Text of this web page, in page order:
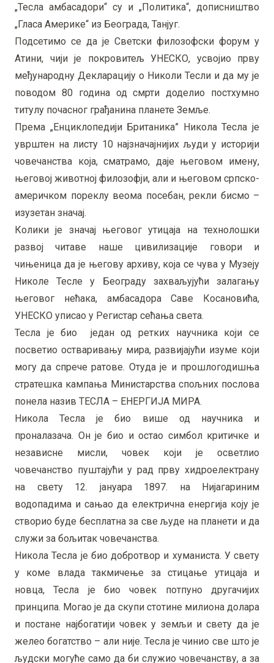
„Тесла амбасадори“ су и „Политика“, дописништво
„Гласа Америке“ из Београда, Танјуг.
Подсетимо се да је Светски филозофски форум у
Атини, чији је покровитељ УНЕСКО, усвојио прву
међународну Декларацију о Николи Тесли и да му је
поводом 80 година од смрти доделио постхумно
титулу почасног грађанина планете Земље.
Према „Енциклопедији Британика” Никола Тесла је
уврштен на листу 10 најзначајнијих људи у историји
човечанства која, сматрамо, даје његовом имену,
његовој животној филозофји, али и његовом српско-
америчком пореклу веома посебан, рекли бисмо –
изузетан значај.
Колики је значај његовог утицаја на технолошки
развој читаве наше цивилизације говори и
чињеница да је његову архиву, која се чува у Музеју
Николе Тесле у Београду захваљујући залагању
његовог нећака, амбасадора Саве Косановића,
УНЕСКО уписао у Регистар сећања света.
Тесла је био један од ретких научника који се
посветио остваривању мира, развијајући изуме који
могу да спрече ратове. Отуда је и прошлогодишња
стратешка кампања Министарства спољних послова
понела назив ТЕСЛА – ЕНЕРГИЈА МИРА.
Никола Тесла је био више од научника и
проналазача. Он је био и остао симбол критичке и
независне мисли, човек који је осветлио
човечанство пуштајући у рад прву хидроелектрану
на свету 12. јануара 1897. на Нијагариним
водопадима и сањао да електрична енергија коју је
створио буде бесплатна за све људе на планети и да
служи за бољитак човечанства.
Никола Тесла је био добротвор и хуманиста. У свету
у коме влада такмичење за стицање утицаја и
новца, Тесла је био човек потпуно другачијих
принципа. Могао је да скупи стотине милиона долара
и постане најбогатији човек у земљи и свету да је
желео богатство – али није. Тесла је чинио све што је
људски могуће само да би служио човечанству, а за